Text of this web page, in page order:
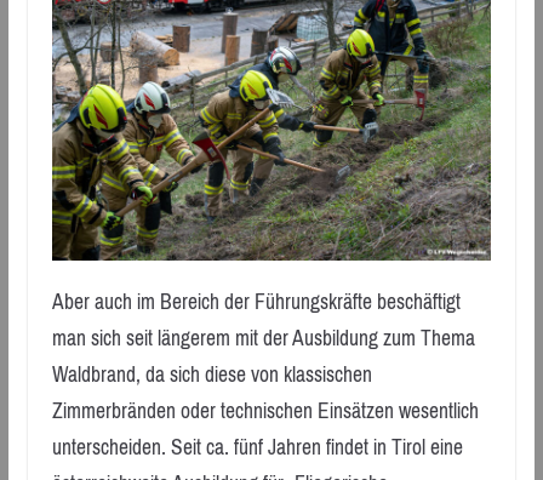
Aber auch im Bereich der Führungskräfte beschäftigt
man sich seit längerem mit der Ausbildung zum Thema
Waldbrand, da sich diese von klassischen
Zimmerbränden oder technischen Einsätzen wesentlich
unterscheiden. Seit ca. fünf Jahren findet in Tirol eine